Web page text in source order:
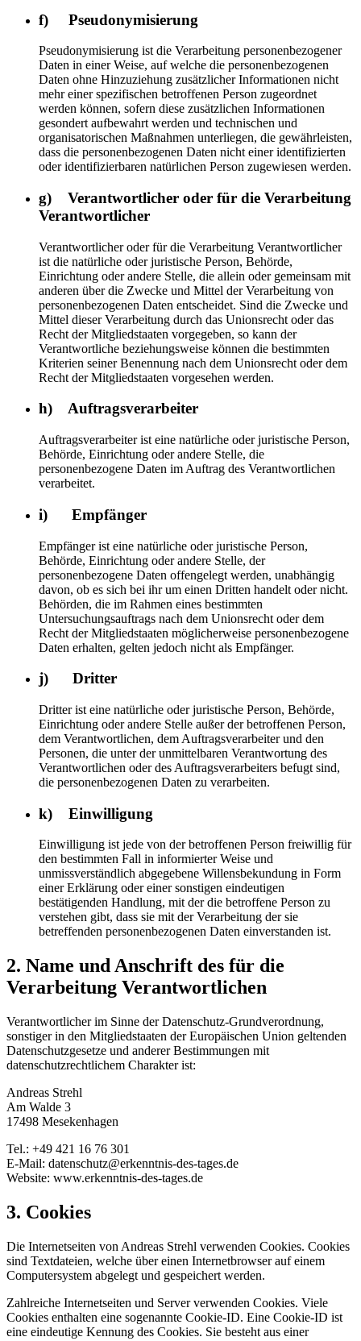
f) Pseudonymisierung
Pseudonymisierung ist die Verarbeitung personenbezogener
Daten in einer Weise, auf welche die personenbezogenen
Daten ohne Hinzuziehung zusätzlicher Informationen nicht
mehr einer spezifischen betroffenen Person zugeordnet
werden können, sofern diese zusätzlichen Informationen
gesondert aufbewahrt werden und technischen und
organisatorischen Maßnahmen unterliegen, die gewährleisten,
dass die personenbezogenen Daten nicht einer identifizierten
oder identifizierbaren natürlichen Person zugewiesen werden.
g) Verantwortlicher oder für die Verarbeitung
Verantwortlicher
Verantwortlicher oder für die Verarbeitung Verantwortlicher
ist die natürliche oder juristische Person, Behörde,
Einrichtung oder andere Stelle, die allein oder gemeinsam mit
anderen über die Zwecke und Mittel der Verarbeitung von
personenbezogenen Daten entscheidet. Sind die Zwecke und
Mittel dieser Verarbeitung durch das Unionsrecht oder das
Recht der Mitgliedstaaten vorgegeben, so kann der
Verantwortliche beziehungsweise können die bestimmten
Kriterien seiner Benennung nach dem Unionsrecht oder dem
Recht der Mitgliedstaaten vorgesehen werden.
h) Auftragsverarbeiter
Auftragsverarbeiter ist eine natürliche oder juristische Person,
Behörde, Einrichtung oder andere Stelle, die
personenbezogene Daten im Auftrag des Verantwortlichen
verarbeitet.
i) Empfänger
Empfänger ist eine natürliche oder juristische Person,
Behörde, Einrichtung oder andere Stelle, der
personenbezogene Daten offengelegt werden, unabhängig
davon, ob es sich bei ihr um einen Dritten handelt oder nicht.
Behörden, die im Rahmen eines bestimmten
Untersuchungsauftrags nach dem Unionsrecht oder dem
Recht der Mitgliedstaaten möglicherweise personenbezogene
Daten erhalten, gelten jedoch nicht als Empfänger.
j) Dritter
Dritter ist eine natürliche oder juristische Person, Behörde,
Einrichtung oder andere Stelle außer der betroffenen Person,
dem Verantwortlichen, dem Auftragsverarbeiter und den
Personen, die unter der unmittelbaren Verantwortung des
Verantwortlichen oder des Auftragsverarbeiters befugt sind,
die personenbezogenen Daten zu verarbeiten.
k) Einwilligung
Einwilligung ist jede von der betroffenen Person freiwillig für
den bestimmten Fall in informierter Weise und
unmissverständlich abgegebene Willensbekundung in Form
einer Erklärung oder einer sonstigen eindeutigen
bestätigenden Handlung, mit der die betroffene Person zu
verstehen gibt, dass sie mit der Verarbeitung der sie
betreffenden personenbezogenen Daten einverstanden ist.
2. Name und Anschrift des für die
Verarbeitung Verantwortlichen
Verantwortlicher im Sinne der Datenschutz-Grundverordnung,
sonstiger in den Mitgliedstaaten der Europäischen Union geltenden
Datenschutzgesetze und anderer Bestimmungen mit
datenschutzrechtlichem Charakter ist:
Andreas Strehl
Am Walde 3
17498 Mesekenhagen
Tel.: +49 421 16 76 301
E-Mail: datenschutz@erkenntnis-des-tages.de
Website: www.erkenntnis-des-tages.de
3. Cookies
Die Internetseiten von Andreas Strehl verwenden Cookies. Cookies
sind Textdateien, welche über einen Internetbrowser auf einem
Computersystem abgelegt und gespeichert werden.
Zahlreiche Internetseiten und Server verwenden Cookies. Viele
Cookies enthalten eine sogenannte Cookie-ID. Eine Cookie-ID ist
eine eindeutige Kennung des Cookies. Sie besteht aus einer